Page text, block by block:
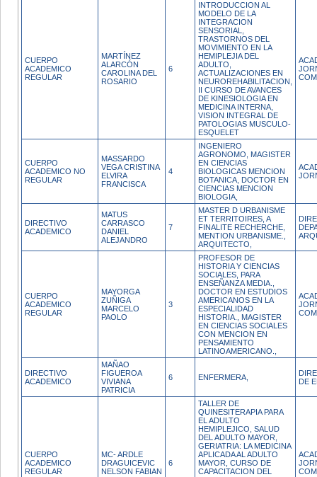
CUERPO
ACADEMICO
REGULAR
MARTÍNEZ
ALARCÓN
CAROLINA DEL
ROSARIO
6
INTRODUCCION AL
MODELO DE LA
INTEGRACION
SENSORIAL,
TRASTORNOS DEL
MOVIMIENTO EN LA
HEMIPLEJIA DEL
ADULTO,
ACTUALIZACIONES EN
NEUROREHABILITACION,
II CURSO DE AVANCES
DE KINESIOLOGIA EN
MEDICINA INTERNA,
VISION INTEGRAL DE
PATOLOGIAS MUSCULO-
ESQUELET
CUERPO
ACADEMICO NO
REGULAR
MASSARDO
VEGA CRISTINA
ELVIRA
FRANCISCA
4
INGENIERO
AGRONOMO, MAGISTER
EN CIENCIAS
BIOLOGICAS MENCION
BOTANICA, DOCTOR EN
CIENCIAS MENCION
BIOLOGIA,
DIRECTIVO
ACADEMICO
MATUS
CARRASCO
DANIEL
ALEJANDRO
7
MASTER D URBANISME
ET TERRITOIRES, A
FINALITE RECHERCHE,
MENTION URBANISME.,
ARQUITECTO,
CUERPO
ACADEMICO
REGULAR
MAYORGA
ZUÑIGA
MARCELO
PAOLO
3
PROFESOR DE
HISTORIA Y CIENCIAS
SOCIALES, PARA
ENSEÑANZA MEDIA.,
DOCTOR EN ESTUDIOS
AMERICANOS EN LA
ESPECIALIDAD
HISTORIA., MAGISTER
EN CIENCIAS SOCIALES
CON MENCION EN
PENSAMIENTO
LATINOAMERICANO.,
DIRECTIVO
ACADEMICO
MAÑAO
FIGUEROA
VIVIANA
PATRICIA
6 ENFERMERA,
DE
CUERPO
ACADEMICO
REGULAR
MC- ARDLE
DRAGUICEVIC
NELSON FABIAN
6
TALLER DE
QUINESITERAPIA PARA
EL ADULTO
HEMIPLEJICO, SALUD
DEL ADULTO MAYOR,
GERIATRIA: LA MEDICINA
APLICADA AL ADULTO
MAYOR, CURSO DE
CAPACITACION DEL